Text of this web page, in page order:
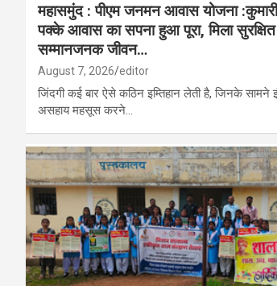
महासमुंद : पीएम जनमन आवास योजना
पक्के आवास का सपना हुआ पूरा, मिला
सम्मानजनक जीवन…
August 7, 2026 editor
जिंदगी कई बार ऐसे कठिन इम्तिहान लेती है, जिनके
असहाय महसूस करने…